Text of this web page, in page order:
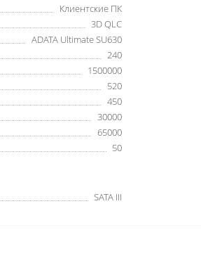
Клиентские ПК
3D QLC
ADATA Ultimate SU630
240
1500000
520
450
30000
65000
50
SATA III